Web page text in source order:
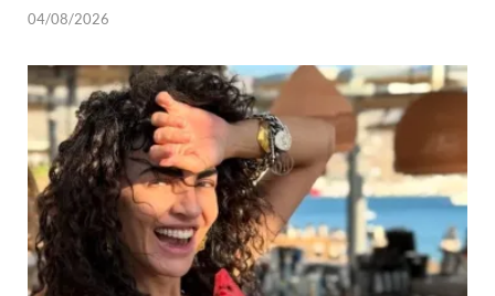
04/08/2026